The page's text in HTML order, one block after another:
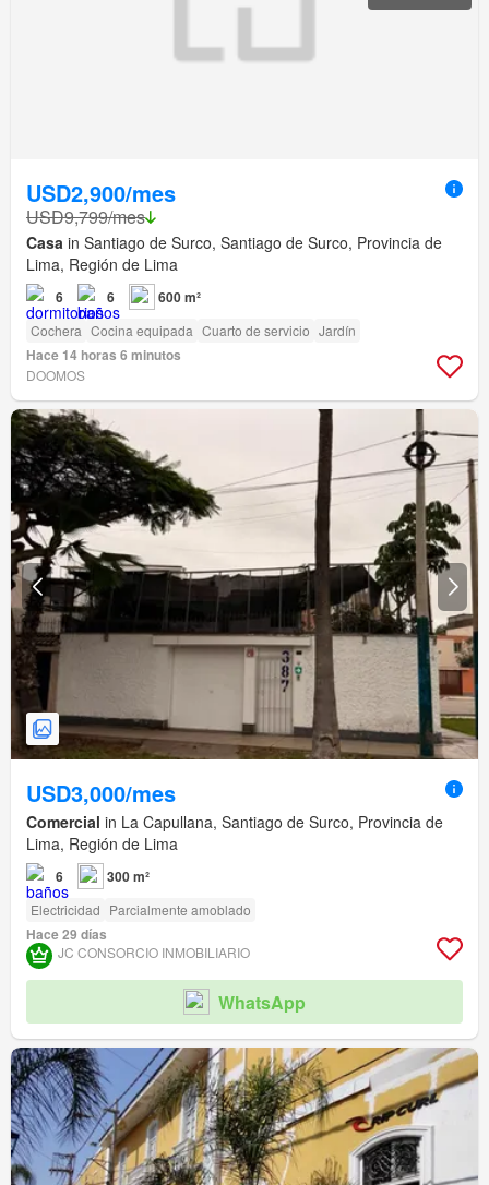
USD2,900/mes
USD9,799/mes
Casa in Santiago de Surco, Santiago de Surco, Provincia de
Lima, Región de Lima
6 6 600 m²
Cochera Cocina equipada Cuarto de servicio Jardín
Hace 14 horas 6 minutos
DOOMOS
USD3,000/mes
Comercial in La Capullana, Santiago de Surco, Provincia de
Lima, Región de Lima
6 300 m²
Electricidad Parcialmente amoblado
Hace 29 días
JC CONSORCIO INMOBILIARIO
WhatsApp